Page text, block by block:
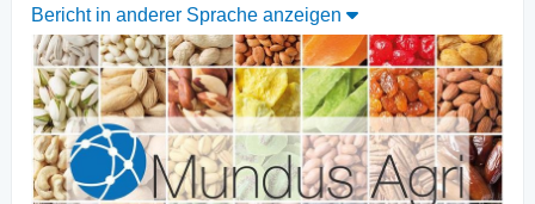
Bericht in anderer Sprache anzeigen